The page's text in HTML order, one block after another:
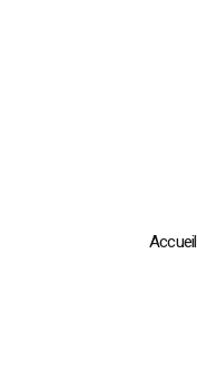
Accueil